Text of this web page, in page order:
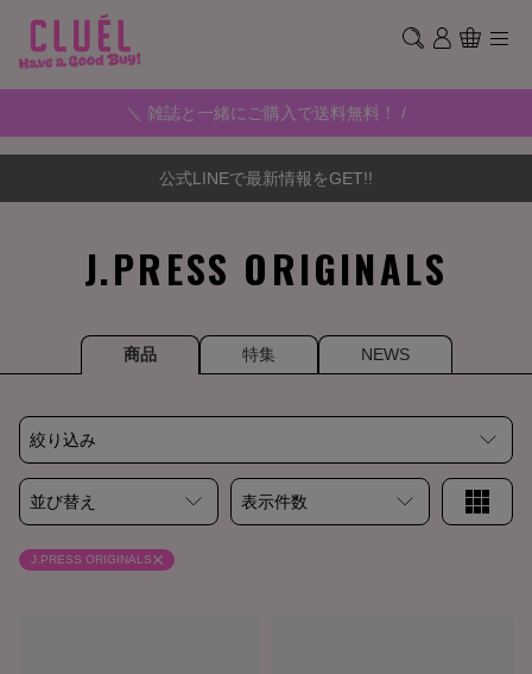
＼ 雑誌と一緒にご購入で送料無料！ /
公式LINEで最新情報をGET!!
J.PRESS ORIGINALS
商品 特集 NEWS
絞り込み
並び替え 表示件数
J.PRESS ORIGINALS